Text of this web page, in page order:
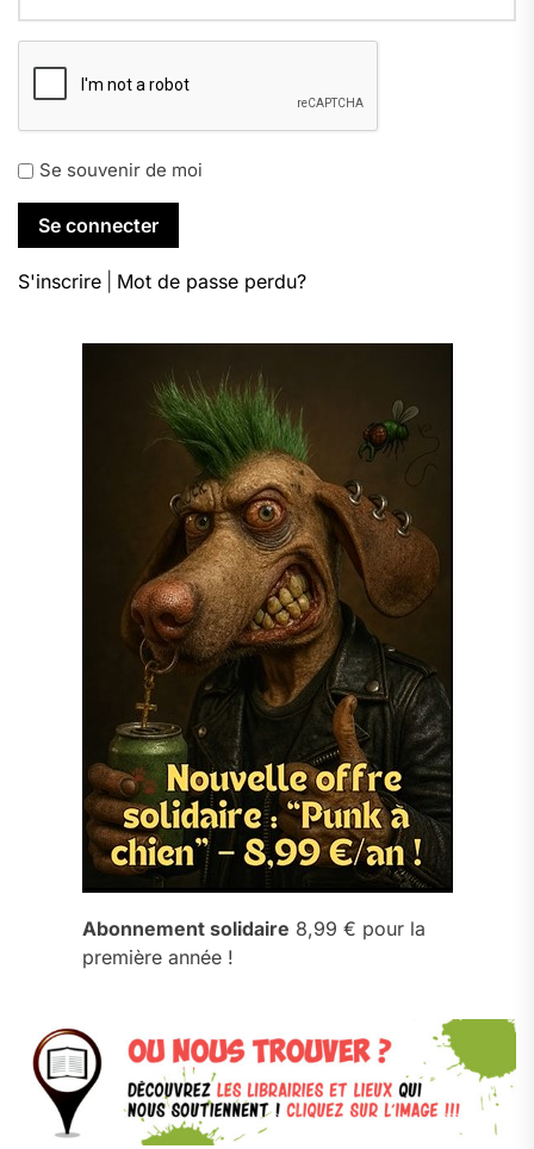
Se souvenir de moi
S'inscrire Mot de passe perdu?
Abonnement solidaire 8,99 € pour la
première année !